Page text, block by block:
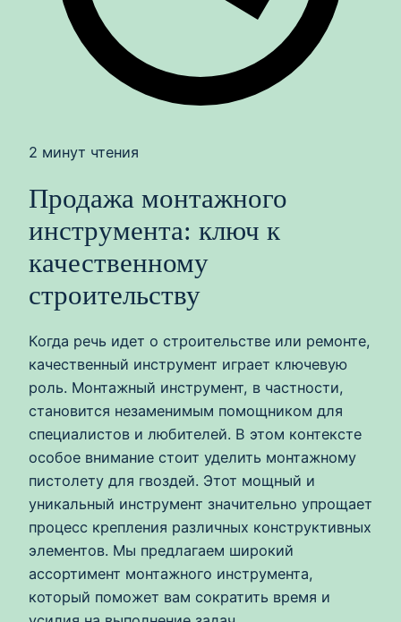
2 минут чтения
Продажа монтажного
инструмента: ключ к
качественному
строительству
Когда речь идет о строительстве или ремонте,
качественный инструмент играет ключевую
роль. Монтажный инструмент, в частности,
становится незаменимым помощником для
специалистов и любителей. В этом контексте
особое внимание стоит уделить монтажному
пистолету для гвоздей. Этот мощный и
уникальный инструмент значительно упрощает
процесс крепления различных конструктивных
элементов. Мы предлагаем широкий
ассортимент монтажного инструмента,
который поможет вам сократить время и